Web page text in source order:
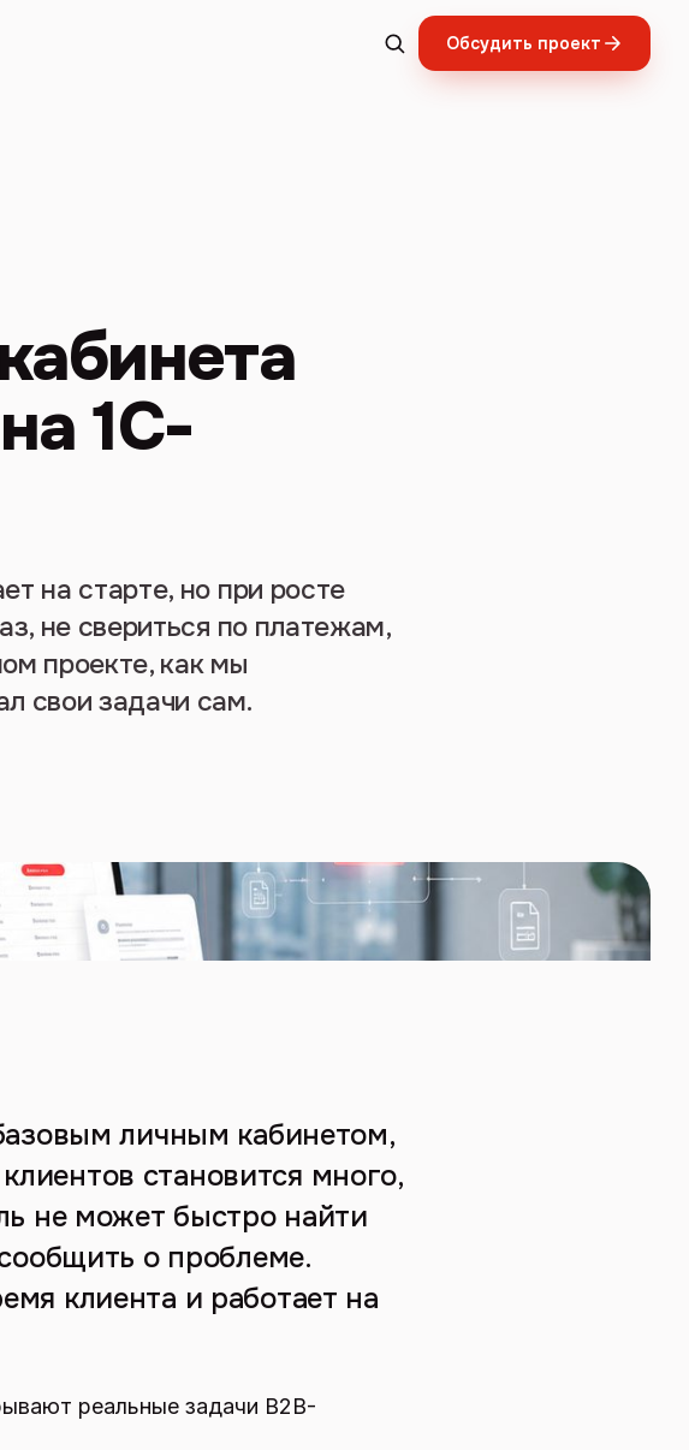
Обсудить проект
1С-
на старте, но при росте
не свериться по платежам,
проекте, как мы
свои задачи сам.
личным кабинетом,
становится много,
не может быстро найти
о проблеме.
клиента и работает на
реальные задачи B2B-